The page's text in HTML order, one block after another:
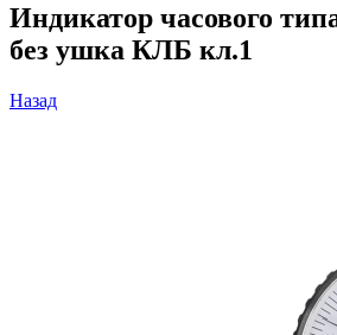
Индикатор часового
без ушка КЛБ кл.1
Назад